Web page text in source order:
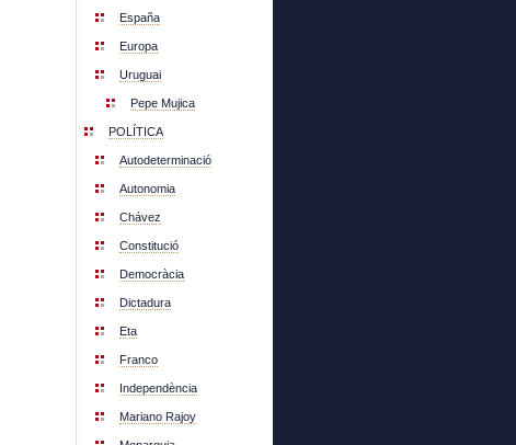
España
Europa
Uruguai
Pepe Mujica
POLÍTICA
Autodeterminació
Autonomia
Chávez
Constitució
Democràcia
Dictadura
Eta
Franco
Independència
Mariano Rajoy